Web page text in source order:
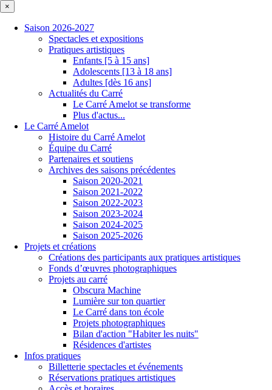
×
Saison 2026-2027
Spectacles et expositions
Pratiques artistiques
Enfants [5 à 15 ans]
Adolescents [13 à 18 ans]
Adultes [dès 16 ans]
Actualités du Carré
Le Carré Amelot se transforme
Plus d'actus...
Le Carré Amelot
Histoire du Carré Amelot
Équipe du Carré
Partenaires et soutiens
Archives des saisons précédentes
Saison 2020-2021
Saison 2021-2022
Saison 2022-2023
Saison 2023-2024
Saison 2024-2025
Saison 2025-2026
Projets et créations
Créations des participants aux pratiques artistiques
Fonds d’œuvres photographiques
Projets au carré
Obscura Machine
Lumière sur ton quartier
Le Carré dans ton école
Projets photographiques
Bilan d'action "Habiter les nuits"
Résidences d'artistes
Infos pratiques
Billetterie spectacles et événements
Réservations pratiques artistiques